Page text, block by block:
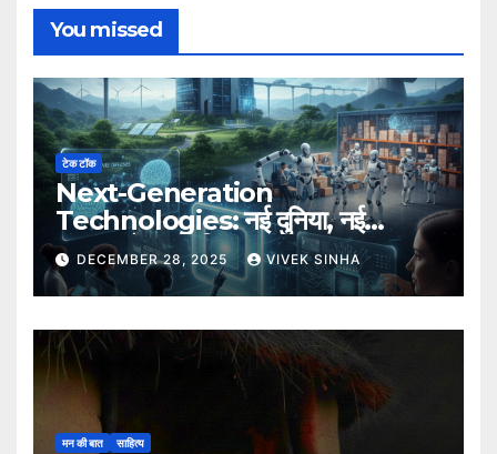
You missed
टेक टॉक
Next-Generation
Technologies: नई दुनिया, नई
संभावनाएँ, नया भविष्य
DECEMBER 28, 2025 VIVEK SINHA
मन की बात साहित्य